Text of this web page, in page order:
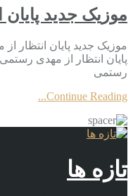
موزیک جدید
موزیک جدید پایان انتظار
پایان انتظار از مهدی
رستمی
Continue Reading...
تازه ها